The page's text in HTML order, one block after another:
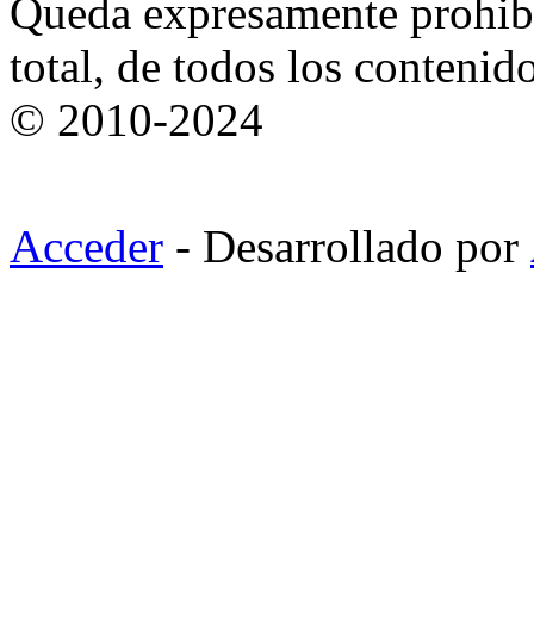
Queda expresamente
total, de todos los
© 2010-2024
Acceder - Desarrollado por